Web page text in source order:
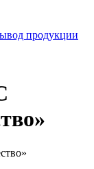
продукции